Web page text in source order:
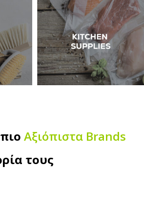
Αξιόπιστα Βrands
τους